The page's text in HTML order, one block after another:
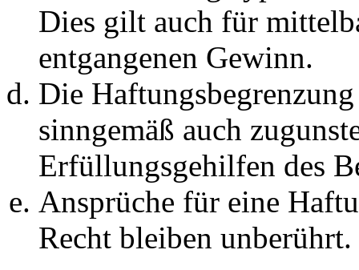
Dies gilt auch für
entgangenen Gewinn.
Die
sinngemäß auch
Erfüllungsgehilfen des
Ansprüche für eine
Recht bleiben unberührt.